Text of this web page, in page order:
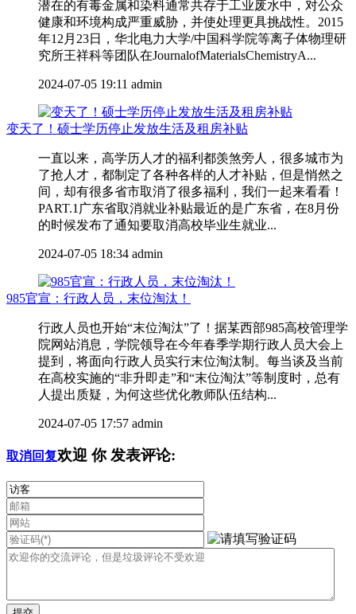
潜在的有毒金属和染料通常共存于工业废水中，对公众
健康和环境构成严重威胁，并使处理更具挑战性。2015
年12月23日，华北电力大学/中国科学院等离子体物理研
究所王祥科等团队在JournalofMaterialsChemistryA...
2024-07-05 19:11 admin
变天了！硕士学历停止发放生活及租房补贴
一直以来，高学历人才的福利都羡煞旁人，很多城市为
了抢人才，都制定了各种各样的人才补贴，但是悄然之
间，却有很多省市取消了很多福利，我们一起来看看！
PART.1广东省取消就业补贴最近的是广东省，在8月份
的时候发布了通知要取消高校毕业生就业...
2024-07-05 18:34 admin
985官宣：行政人员，末位淘汰！
行政人员也开始“末位淘汰”了！据某西部985高校管理学
院网站消息，学院领导在今年春季学期行政人员大会上
提到，将面向行政人员实行末位淘汰制。每当谈及当前
在高校实施的“非升即走”和“末位淘汰”等制度时，总有
人提出质疑，为何这些优化教师队伍结构...
2024-07-05 17:57 admin
取消回复欢迎 你发表评论: